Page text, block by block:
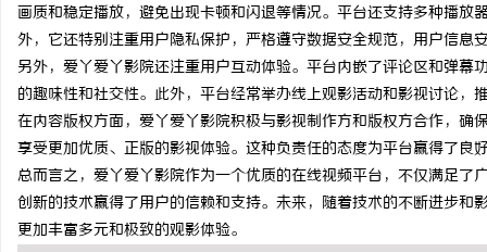
画质和稳定播放，避免出现卡顿和闪退等情况。平台还支持多种播
外，它还特别注重用户隐私保护，严格遵守数据安全规范，用户信息
另外，爱丫爱丫影院还注重用户互动体验。平台内嵌了评论区和弹
的趣味性和社交性。此外，平台经常举办线上观影活动和影视讨论，
在内容版权方面，爱丫爱丫影院积极与影视制作方和版权方合作，
享受更加优质、正版的影视体验。这种负责任的态度为平台赢得了良
总而言之，爱丫爱丫影院作为一个优质的在线视频平台，不仅满足
创新的技术赢得了用户的信赖和支持。未来，随着技术的不断进步
更加丰富多元和极致的观影体验。